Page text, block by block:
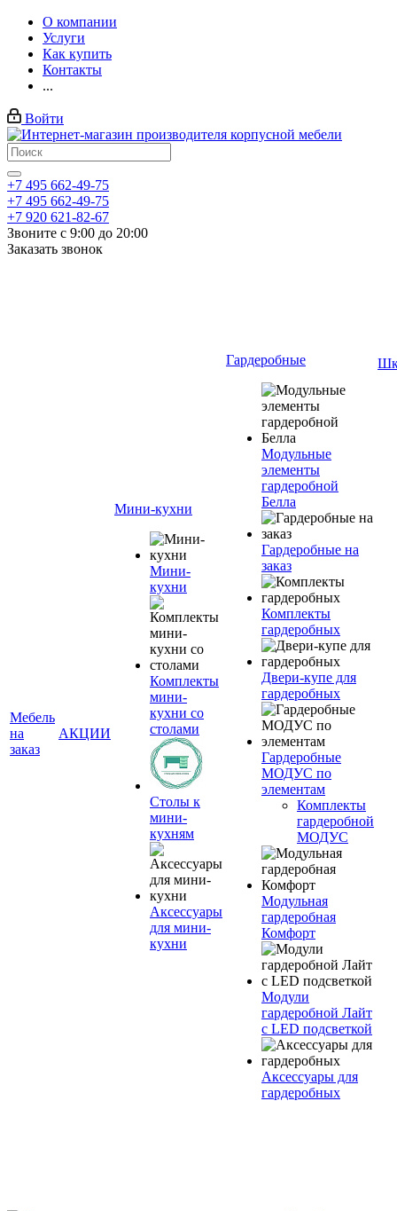
О компании
Услуги
Как купить
Контакты
...
Войти
+7 495 662-49-75
+7 495 662-49-75
+7 920 621-82-67
Звоните с 9:00 до 20:00
Заказать звонок
Мебель
на
заказ
АКЦИИ
Мини-кухни
Мини-
кухни
Комплекты
мини-
кухни со
столами
Столы к
мини-
кухням
Аксессуары
для мини-
кухни
Гардеробные
Модульные
элементы
гардеробной
Белла
Гардеробные на
заказ
Комплекты
гардеробных
Двери-купе для
гардеробных
Гардеробные
МОДУС по
элементам
Комплекты
гардеробной
МОДУС
Модульная
гардеробная
Комфорт
Модули
гардеробной Лайт
с LED подсветкой
Аксессуары для
гардеробных